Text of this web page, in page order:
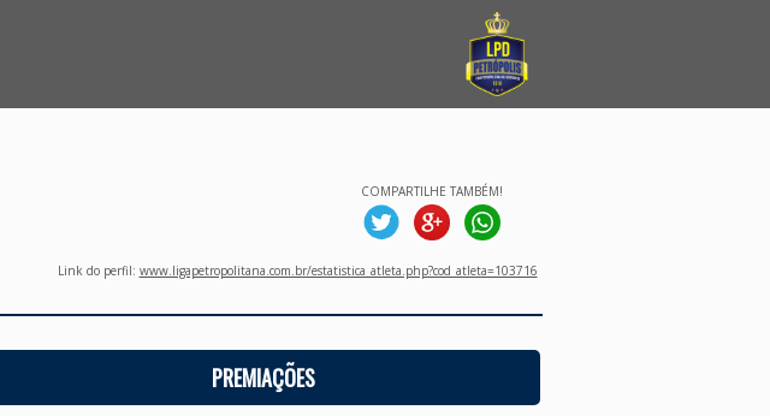
COMPARTILHE TAMBÉM!
Link do perfil: www.ligapetropolitana.com.br/estatistica_atleta.php?cod_atleta=103716
PREMIAÇÕES